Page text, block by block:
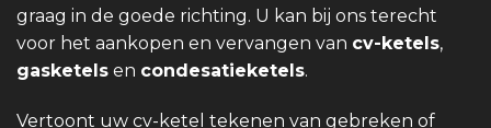
graag in de goede richting. U kan bij ons terecht
voor het aankopen en vervangen van cv-ketels,
gasketels en condesatieketels.
Vertoont uw cv-ketel tekenen van gebreken of